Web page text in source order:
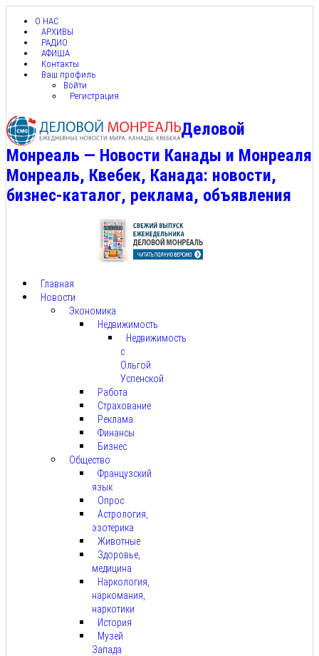
О НАС
АРХИВЫ
РАДИО
АФИША
Контакты
Ваш профиль
Войти
Регистрация
Деловой
Монреаль — Новости Канады и Монреаля
Монреаль, Квебек, Канада: новости,
бизнес-каталог, реклама, объявления
Главная
Новости
Экономика
Недвижимость
Недвижимость
с
Ольгой
Успенской
Работа
Страхование
Реклама
Финансы
Бизнес
Общество
Французский
язык
Опрос
Астрология,
эзотерика
Животные
Здоровье,
медицина
Наркология,
наркомания,
наркотики
История
Музей
Запада